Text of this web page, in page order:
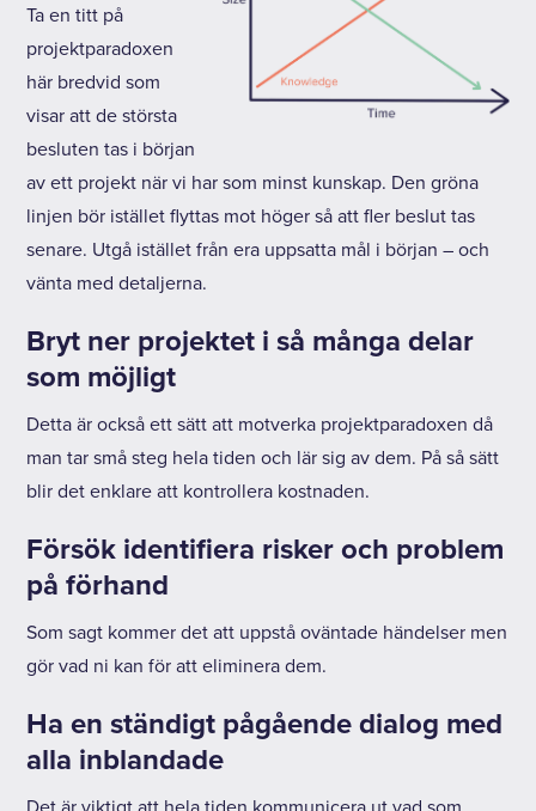
Ta en titt på
projektparadoxen
här bredvid som
visar att de största
besluten tas i början
av ett projekt när vi har som minst kunskap. Den gröna
linjen bör istället flyttas mot höger så att fler beslut tas
senare. Utgå istället från era uppsatta mål i början – och
vänta med detaljerna.
Bryt ner projektet i så många delar
som möjligt
Detta är också ett sätt att motverka projektparadoxen då
man tar små steg hela tiden och lär sig av dem. På så sätt
blir det enklare att kontrollera kostnaden.
Försök identifiera risker och problem
på förhand
Som sagt kommer det att uppstå oväntade händelser men
gör vad ni kan för att eliminera dem.
Ha en ständigt pågående dialog med
alla inblandade